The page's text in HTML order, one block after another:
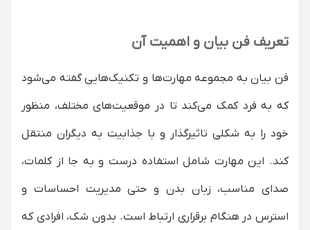
تعریف فن بیان و اهمیت آن
فن بیان به مجموعه مهارت‌ها و تکنیک‌هایی گفته می‌شود
که به فرد کمک می‌کند تا در موقعیت‌های مختلف، منظور
خود را به شکلی تاثیرگذار و با جذابیت به دیگران منتقل
کند. این مهارت شامل استفاده درست و به جا از کلمات،
صدای مناسب، زبان بدن و حتی مدیریت احساسات و
استرس در هنگام برقراری ارتباط است. بدون شک، افرادی که